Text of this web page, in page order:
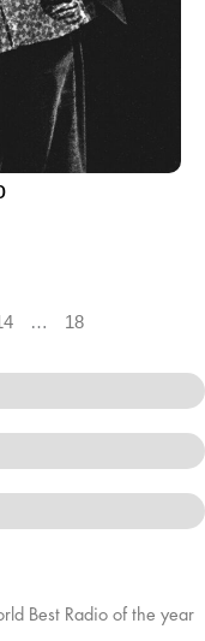
… 18
Best Radio of the year